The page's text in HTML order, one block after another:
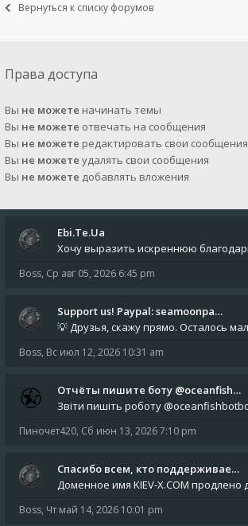
Вернуться к списку форумов
Права доступа
Вы не можете начинать темы
Вы не можете отвечать на сообщения
Вы не можете редактировать свои сообщения
Вы не можете удалять свои сообщения
Вы не можете добавлять вложения
Ebi.Te.Ua
Boss, Ср авг 05, 2026 6:45 pm
Support us! Paypal: seamoonpa…
Boss, Вс июл 12, 2026 10:31 am
Отчёты пишите боту @oceanfish…
Пиночет420, Сб июн 13, 2026 7:10 pm
Спасибо всем, кто поддерживае…
Boss, Чт май 14, 2026 10:01 pm